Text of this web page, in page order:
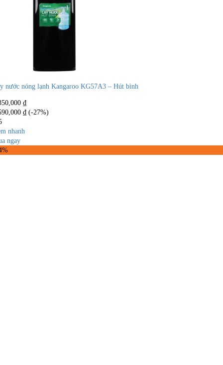
nước nóng lạnh Kangaroo KG57A3 – Hút bình
₫
₫ (-27%)
nhanh
ngay